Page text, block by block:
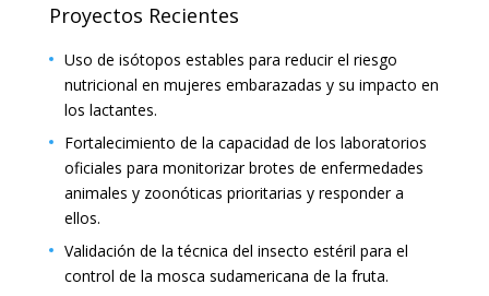
Proyectos Recientes
Uso de isótopos estables para reducir el riesgo
nutricional en mujeres embarazadas y su impacto en
los lactantes.
Fortalecimiento de la capacidad de los laboratorios
oficiales para monitorizar brotes de enfermedades
animales y zoonóticas prioritarias y responder a
ellos.
Validación de la técnica del insecto estéril para el
control de la mosca sudamericana de la fruta.